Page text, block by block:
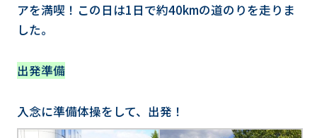
アを満喫！この日は1日で約40kmの道のりを走りま
した。
出発準備
入念に準備体操をして、出発！